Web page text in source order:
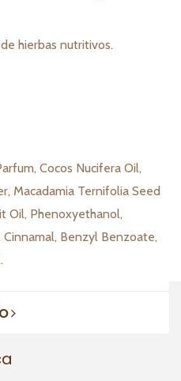
hierbas nutritivos.
Cocos Nucifera Oil,
Macadamia Ternifolia Seed
Oil, Phenoxyethanol,
Benzyl Benzoate,